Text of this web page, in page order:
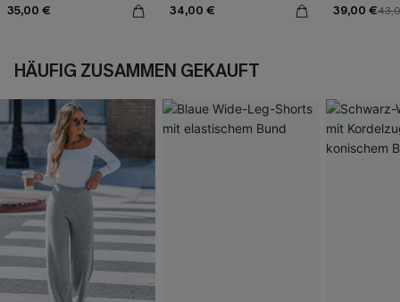
35,00 € 34,00 € 39,00 €
HÄUFIG ZUSAMMEN GEKAUFT